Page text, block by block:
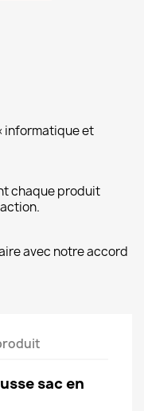
informatique et
chaque produit
avec notre accord
sac en